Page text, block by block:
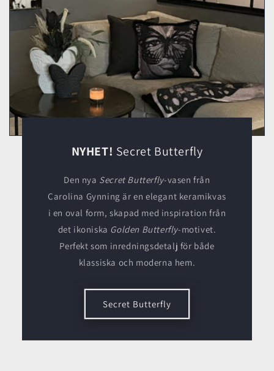
NYHET! Secret Butterfly
Den nya Secret Butterfly-vasen från
Carolina Gynning är en elegant keramikvas
i en oval form, skapad med inspiration från
det ikoniska Golden Butterfly-motivet.
Perfekt som inredningsdetalj för både
klassiska och moderna hem.
Secret Butterfly